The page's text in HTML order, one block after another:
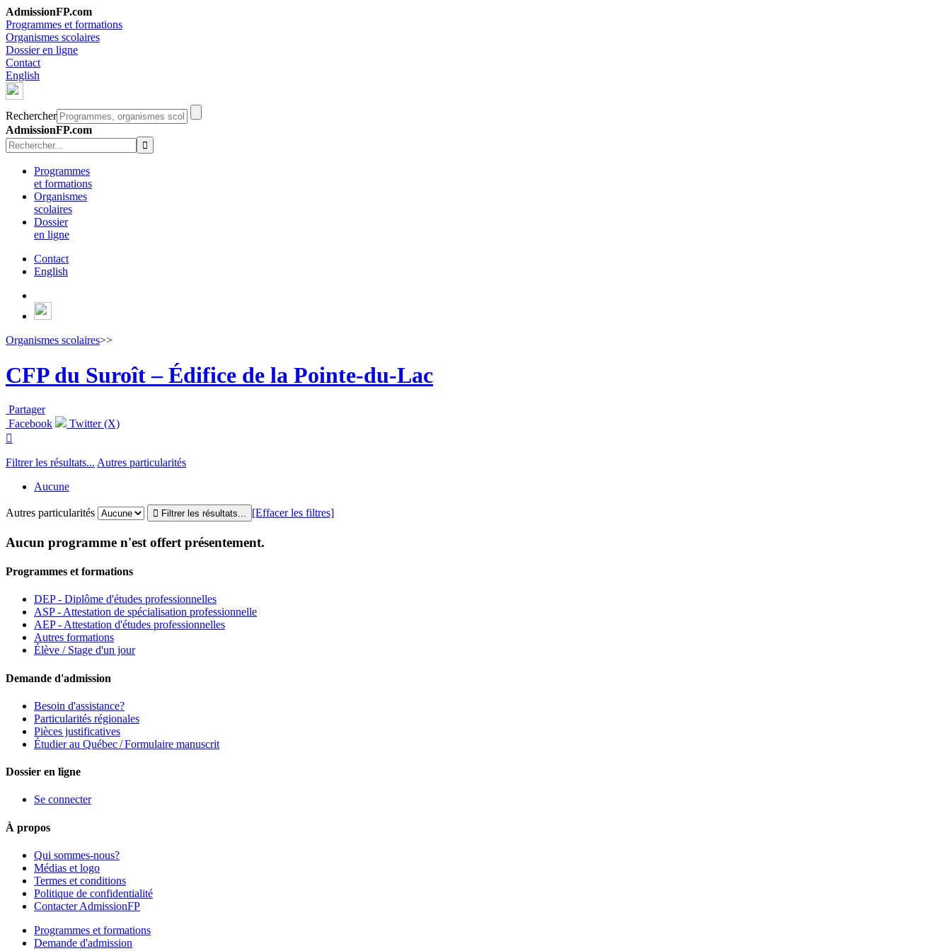
AdmissionFP.com
Programmes et formations
Organismes scolaires
Dossier en ligne
Contact
English
Rechercher
AdmissionFP.com
Programmes
et formations
Organismes
scolaires
Dossier
en ligne
Contact
English
Organismes scolaires>>
CFP du Suroît – Édifice de la Pointe-du-Lac
Partager
Facebook
Twitter (X)

Filtrer les résultats... Autres particularités
Aucune
Autres particularités [Effacer les filtres]
Aucun programme n'est offert présentement.
Programmes et formations
DEP - Diplôme d'études professionnelles
ASP - Attestation de spécialisation professionnelle
AEP - Attestation d'études professionnelles
Autres formations
Élève / Stage d'un jour
Demande d'admission
Besoin d'assistance?
Particularités régionales
Pièces justificatives
Étudier au Québec / Formulaire manuscrit
Dossier en ligne
Se connecter
À propos
Qui sommes-nous?
Médias et logo
Termes et conditions
Politique de confidentialité
Contacter AdmissionFP
Programmes et formations
Demande d'admission